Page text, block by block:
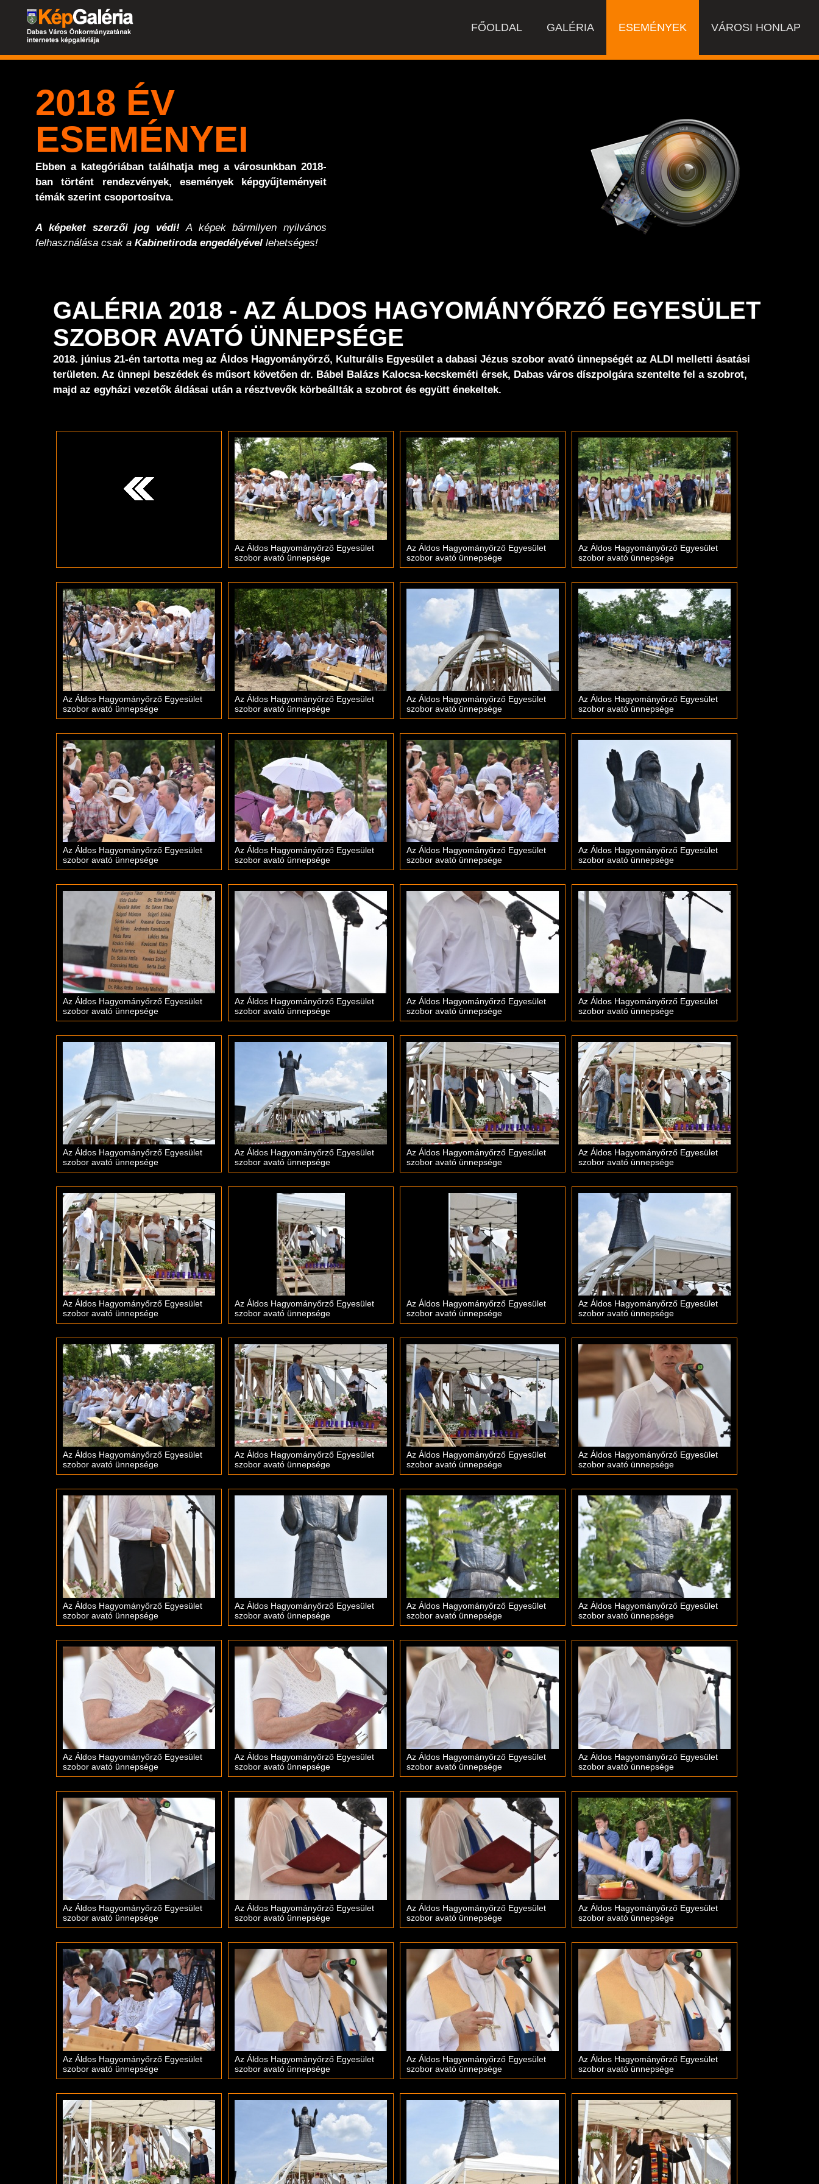
FŐOLDAL GALÉRIA ESEMÉNYEK VÁROSI HONLAP
2018 ÉV
ESEMÉNYEI
Ebben a kategóriában találhatja meg a városunkban 2018-
ban történt rendezvények, események képgyűjteményeit
témák szerint csoportosítva.
A képeket szerzői jog védi! A képek bármilyen nyilvános
felhasználása csak a Kabinetiroda engedélyével lehetséges!
GALÉRIA 2018 - AZ ÁLDOS HAGYOMÁNYŐRZŐ EGYESÜLET
SZOBOR AVATÓ ÜNNEPSÉGE
2018. június 21-én tartotta meg az Áldos Hagyományőrző, Kulturális Egyesület a dabasi Jézus szobor avató ünnepségét az ALDI melletti ásatási
területen. Az ünnepi beszédek és műsort követően dr. Bábel Balázs Kalocsa-kecskeméti érsek, Dabas város díszpolgára szentelte fel a szobrot,
majd az egyházi vezetők áldásai után a résztvevők körbeállták a szobrot és együtt énekeltek.
Az Áldos Hagyományőrző Egyesület
szobor avató ünnepsége
Az Áldos Hagyományőrző Egyesület
szobor avató ünnepsége
Az Áldos Hagyományőrző Egyesület
szobor avató ünnepsége
Az Áldos Hagyományőrző Egyesület
szobor avató ünnepsége
Az Áldos Hagyományőrző Egyesület
szobor avató ünnepsége
Az Áldos Hagyományőrző Egyesület
szobor avató ünnepsége
Az Áldos Hagyományőrző Egyesület
szobor avató ünnepsége
Az Áldos Hagyományőrző Egyesület
szobor avató ünnepsége
Az Áldos Hagyományőrző Egyesület
szobor avató ünnepsége
Az Áldos Hagyományőrző Egyesület
szobor avató ünnepsége
Az Áldos Hagyományőrző Egyesület
szobor avató ünnepsége
Az Áldos Hagyományőrző Egyesület
szobor avató ünnepsége
Az Áldos Hagyományőrző Egyesület
szobor avató ünnepsége
Az Áldos Hagyományőrző Egyesület
szobor avató ünnepsége
Az Áldos Hagyományőrző Egyesület
szobor avató ünnepsége
Az Áldos Hagyományőrző Egyesület
szobor avató ünnepsége
Az Áldos Hagyományőrző Egyesület
szobor avató ünnepsége
Az Áldos Hagyományőrző Egyesület
szobor avató ünnepsége
Az Áldos Hagyományőrző Egyesület
szobor avató ünnepsége
Az Áldos Hagyományőrző Egyesület
szobor avató ünnepsége
Az Áldos Hagyományőrző Egyesület
szobor avató ünnepsége
Az Áldos Hagyományőrző Egyesület
szobor avató ünnepsége
Az Áldos Hagyományőrző Egyesület
szobor avató ünnepsége
Az Áldos Hagyományőrző Egyesület
szobor avató ünnepsége
Az Áldos Hagyományőrző Egyesület
szobor avató ünnepsége
Az Áldos Hagyományőrző Egyesület
szobor avató ünnepsége
Az Áldos Hagyományőrző Egyesület
szobor avató ünnepsége
Az Áldos Hagyományőrző Egyesület
szobor avató ünnepsége
Az Áldos Hagyományőrző Egyesület
szobor avató ünnepsége
Az Áldos Hagyományőrző Egyesület
szobor avató ünnepsége
Az Áldos Hagyományőrző Egyesület
szobor avató ünnepsége
Az Áldos Hagyományőrző Egyesület
szobor avató ünnepsége
Az Áldos Hagyományőrző Egyesület
szobor avató ünnepsége
Az Áldos Hagyományőrző Egyesület
szobor avató ünnepsége
Az Áldos Hagyományőrző Egyesület
szobor avató ünnepsége
Az Áldos Hagyományőrző Egyesület
szobor avató ünnepsége
Az Áldos Hagyományőrző Egyesület
szobor avató ünnepsége
Az Áldos Hagyományőrző Egyesület
szobor avató ünnepsége
Az Áldos Hagyományőrző Egyesület
szobor avató ünnepsége
Az Áldos Hagyományőrző Egyesület
szobor avató ünnepsége
Az Áldos Hagyományőrző Egyesület
szobor avató ünnepsége
Az Áldos Hagyományőrző Egyesület
szobor avató ünnepsége
Az Áldos Hagyományőrző Egyesület
szobor avató ünnepsége